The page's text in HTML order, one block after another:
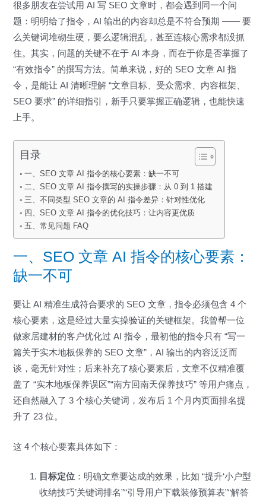
很多朋友在尝试用 AI 写 SEO 文章时，都会遇到同一个问
题：明明给了指令，AI 输出的内容却总是不符合预期 —— 要
么关键词堆砌生硬，要么逻辑混乱，甚至连核心需求都没抓
住。其实，问题的关键不在于 AI 本身，而在于你是否掌握了
“有效指令” 的撰写方法。简单来说，好的 SEO 文章 AI 指
令，是能让 AI 清晰理解 “文章目标、受众需求、内容框架、
SEO 要求” 的详细指引，新手只要掌握正确逻辑，也能快速
上手。
目录
一、SEO 文章 AI 指令的核心要素：缺一不可
二、SEO 文章 AI 指令撰写的实操步骤：从 0 到 1 搭建
三、不同类型 SEO 文章的 AI 指令差异：针对性优化
四、SEO 文章 AI 指令的优化技巧：让内容更优质
五、常见问题 FAQ
一、SEO 文章 AI 指令的核心要素：
缺一不可
要让 AI 精准生成符合要求的 SEO 文章，指令必须包含 4 个
核心要素，这是经过大量实操验证的关键框架。我曾帮一位
做家居建材的客户优化过 AI 指令，最初他的指令只有 “写一
篇关于实木地板保养的 SEO 文章”，AI 输出的内容泛泛而
谈，毫无针对性；后来补充了核心要素后，文章不仅精准覆
盖了 “实木地板保养误区”“南方回南天保养技巧” 等用户痛点，
还自然融入了 3 个核心关键词，发布后 1 个月内页面排名提
升了 23 位。
这 4 个核心要素具体如下：
目标定位 ：明确文章要达成的效果，比如 “提升‘小户型
收纳技巧’关键词排名”“引导用户下载装修预算表”“解答